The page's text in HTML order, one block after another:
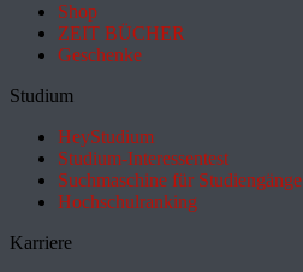
Shop
ZEIT BÜCHER
Geschenke
Studium
HeyStudium
Studium-Interessentest
Suchmaschine für Studiengänge
Hochschulranking
Karriere